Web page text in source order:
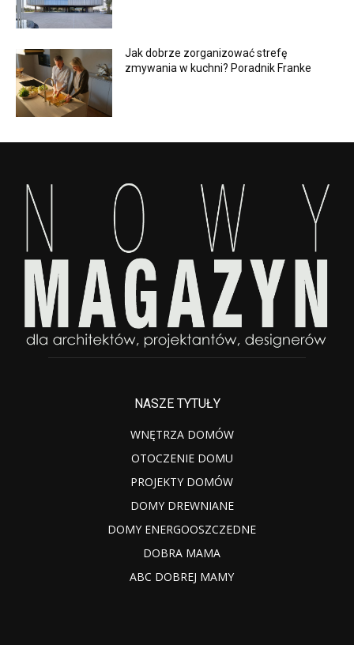
Jak dobrze zorganizować strefę
zmywania w kuchni? Poradnik Franke
NASZE TYTUŁY
WNĘTRZA DOMÓW
OTOCZENIE DOMU
PROJEKTY DOMÓW
DOMY DREWNIANE
DOMY ENERGOOSZCZEDNE
DOBRA MAMA
ABC DOBREJ MAMY